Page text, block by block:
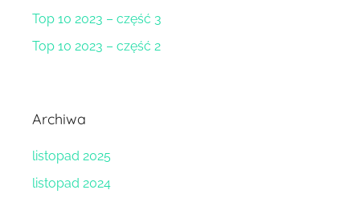
Top 10 2023 – część 3
Top 10 2023 – część 2
Archiwa
listopad 2025
listopad 2024